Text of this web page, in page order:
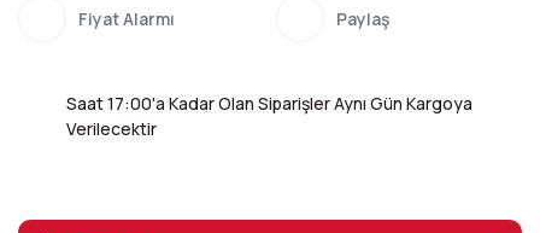
Fiyat Alarmı Paylaş
Saat 17:00'a Kadar Olan Siparişler Aynı Gün Kargoya
Verilecektir